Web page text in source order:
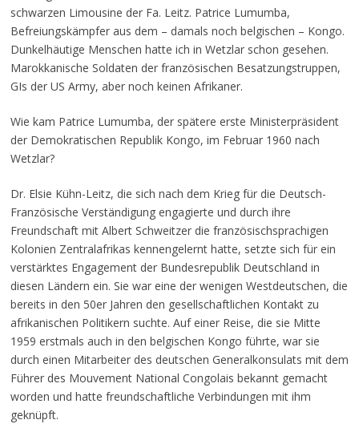
schwarzen Limousine der Fa. Leitz. Patrice Lumumba,
Befreiungskämpfer aus dem – damals noch belgischen – Kongo.
Dunkelhäutige Menschen hatte ich in Wetzlar schon gesehen.
Marokkanische Soldaten der französischen Besatzungstruppen,
GIs der US Army, aber noch keinen Afrikaner.
Wie kam Patrice Lumumba, der spätere erste Ministerpräsident
der Demokratischen Republik Kongo, im Februar 1960 nach
Wetzlar?
Dr. Elsie Kühn-Leitz, die sich nach dem Krieg für die Deutsch-
Französische Verständigung engagierte und durch ihre
Freundschaft mit Albert Schweitzer die französischsprachigen
Kolonien Zentralafrikas kennengelernt hatte, setzte sich für ein
verstärktes Engagement der Bundesrepublik Deutschland in
diesen Ländern ein. Sie war eine der wenigen Westdeutschen, die
bereits in den 50er Jahren den gesellschaftlichen Kontakt zu
afrikanischen Politikern suchte. Auf einer Reise, die sie Mitte
1959 erstmals auch in den belgischen Kongo führte, war sie
durch einen Mitarbeiter des deutschen Generalkonsulats mit dem
Führer des Mouvement National Congolais bekannt gemacht
worden und hatte freundschaftliche Verbindungen mit ihm
geknüpft.